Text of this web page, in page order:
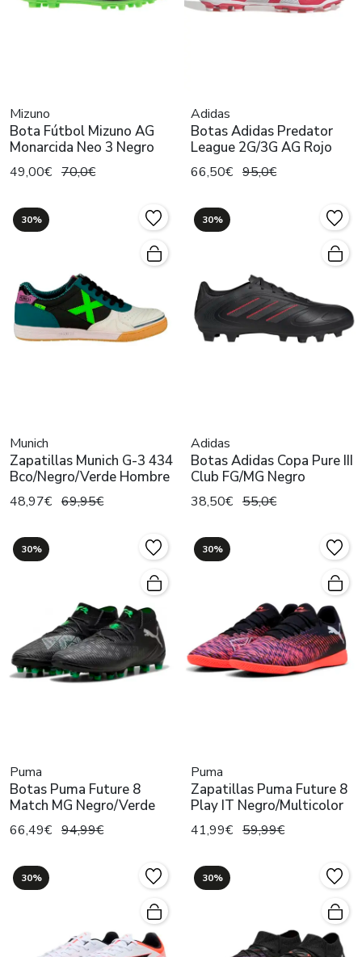
Mizuno
Bota Fútbol Mizuno AG
Monarcida Neo 3 Negro
49,00€ 70,0€
Adidas
Botas Adidas Predator
League 2G/3G AG Rojo
66,50€ 95,0€
30%
Munich
Zapatillas Munich G-3 434
Bco/Negro/Verde Hombre
48,97€ 69,95€
30%
Adidas
Botas Adidas Copa Pure III
Club FG/MG Negro
38,50€ 55,0€
30%
Puma
Botas Puma Future 8
Match MG Negro/Verde
66,49€ 94,99€
30%
Puma
Zapatillas Puma Future 8
Play IT Negro/Multicolor
41,99€ 59,99€
30% 30%